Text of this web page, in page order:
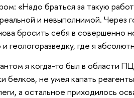
«Надо браться за такую
и невыполнимой. Через
бросить себя в совершенно
геологоразведку, где я
я когда-то был в области
белков, не умея капать
а остальное приходилось